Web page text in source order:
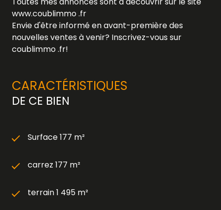
www.coublimmo .fr
Envie d'être informé en avant-première des
nouvelles ventes à venir? Inscrivez-vous sur
coublimmo .fr!
CARACTÉRISTIQUES
DE CE BIEN
Surface 177 m²
carrez 177 m²
terrain 1 495 m²